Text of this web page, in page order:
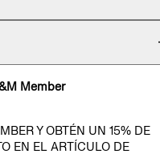
Member
Y OBTÉN UN 15% DE
EN EL ARTÍCULO DE